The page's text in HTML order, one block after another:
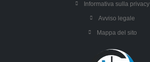
Informativa sulla privacy
Avviso legale
Mappa del sito